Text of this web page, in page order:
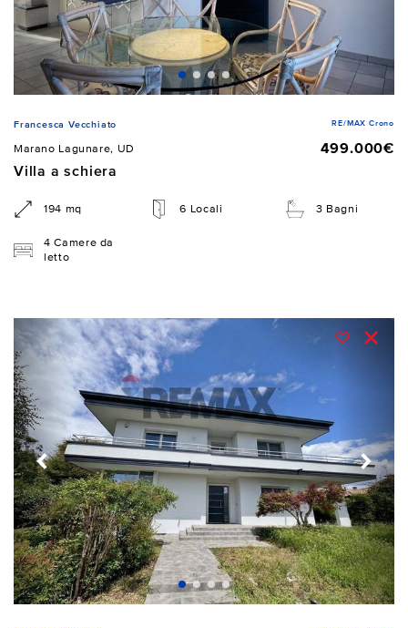
Francesca Vecchiato RE/MAX Crono
Marano Lagunare, UD
499.000€
Villa a schiera
194 mq 6 Locali 3 Bagni
4 Camere da
letto